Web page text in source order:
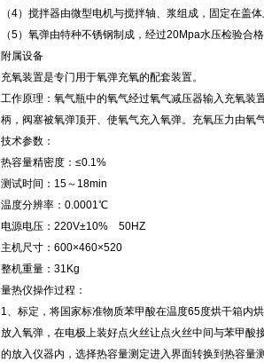
（4）搅拌器由微型电机与搅拌轴、浆组成，固定在盖体
（5）氧弹由特种不锈钢制成，经过20Mpa水压检验合格
附属设备
充氧装置是专门用于氧弹充氧的配套装置。
工作原理：氧气瓶中的氧气经过氧气减压器输入充氧装
柄，阀塞被氧弹顶开、使氧气充入氧弹。充氧压力由氧
技术参数：
热容量精密度：≤0.1%
测试时间：15～18min
温度分辨率：0.0001℃
电源电压：220V±10% 50HZ
主机尺寸：600×460×520
整机重量：31Kg
量热仪操作过程：
1、标定，将国家标准物质苯甲酸在温度65度烘干箱内
放入氧弹，在电极上装好点火丝让点火丝中间与苯甲
的放入仪器内，选择热容量测定进入界面转换到热容